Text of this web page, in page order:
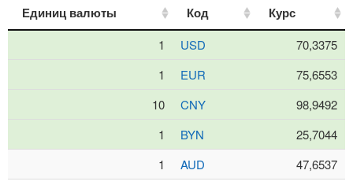
Единиц валюты Код Курс
1 USD
70,3375
1
EUR
75,6553
10
CNY
98,9492
1
BYN
25,7044
1
AUD
47,6537
Единиц валюты Код Курс